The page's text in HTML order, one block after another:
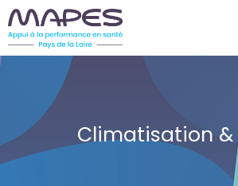
Climatisation &